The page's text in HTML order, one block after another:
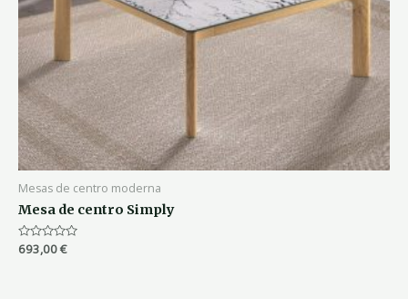
Mesas de centro moderna
Mesa de centro Simply
Valorado
693,00€